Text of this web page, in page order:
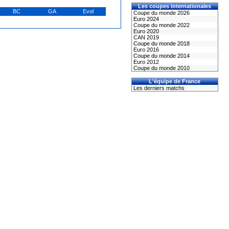
BC GA Evol
Les coupes internationales
Coupe du monde 2026
Euro 2024
Coupe du monde 2022
Euro 2020
CAN 2019
Coupe du monde 2018
Euro 2016
Coupe du monde 2014
Euro 2012
Coupe du monde 2010
L'équipe de France
Les derniers matchs